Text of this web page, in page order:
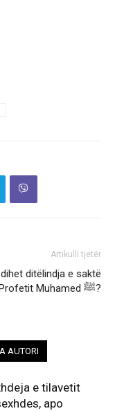
Artikulli tjetër
ditëlindja e saktë
e Profetit Muhamed ﷺ?
AUTORI
e tilavetit
apo